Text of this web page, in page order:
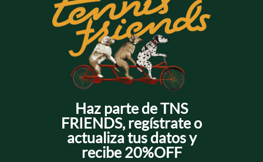
Haz parte de TNS
FRIENDS, regístrate o
actualiza tus datos y
recibe 20%OFF